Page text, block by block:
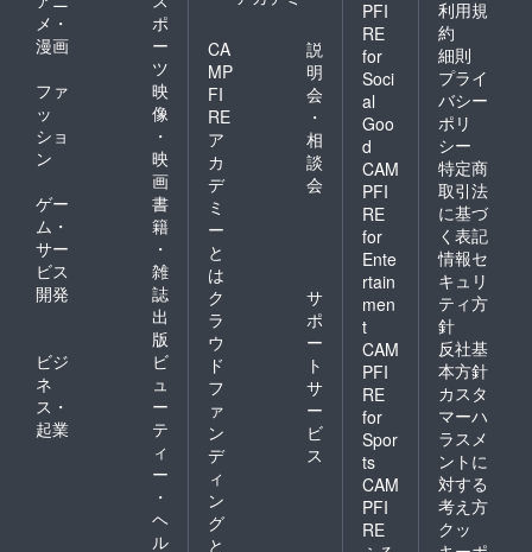
メ・
漫画
ポ
ー
ツ
ファ
ッ
ショ
ン
映
像
・
映
画
ゲー
ム・
サー
ビス
開発
書
籍
・
雑
誌
出
版
ビジ
ネ
ス・
起業
ビ
ュ
ー
テ
ィ
ー
・
ヘ
ル
CA
MP
FI
RE
ア
カ
デ
ミ
ー
と
は
説
明
会
・
相
談
会
ク
ラ
ウ
ド
フ
ァ
ン
デ
ィ
ン
グ
と
サ
ポ
ー
ト
サ
ー
ビ
ス
PFI
RE
for
Soci
al
Goo
d
CAM
PFI
RE
for
Ente
rtain
men
t
CAM
PFI
RE
for
Spor
ts
CAM
PFI
RE
利用規
約
細則
プライ
バシー
ポリ
シー
特定商
取引法
に基づ
く表記
情報セ
キュリ
ティ方
針
反社基
本方針
カスタ
マーハ
ラスメ
ントに
対する
考え方
クッ